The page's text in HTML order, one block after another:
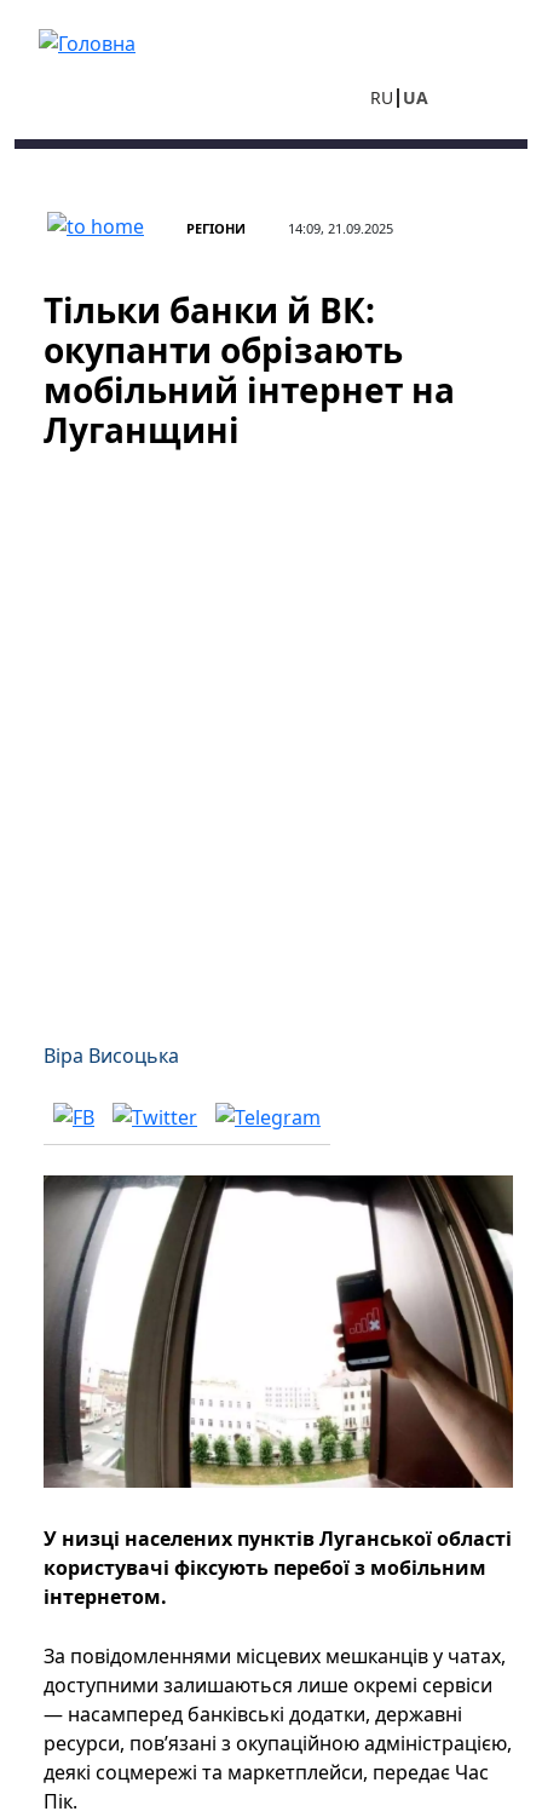
RU UA
РЕГІОНИ 14:09, 21.09.2025
Тільки банки й ВК:
окупанти обрізають
мобільний інтернет на
Луганщині
Віра Висоцька
У низці населених пунктів Луганської області
користувачі фіксують перебої з мобільним
інтернетом.
За повідомленнями місцевих мешканців у чатах,
доступними залишаються лише окремі сервіси
— насамперед банківські додатки, державні
ресурси, пов’язані з окупаційною адміністрацією,
деякі соцмережі та маркетплейси, передає Час
Пік.